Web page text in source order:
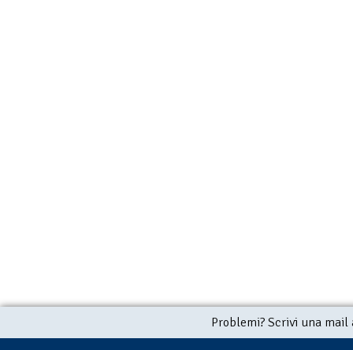
Problemi? Scrivi una